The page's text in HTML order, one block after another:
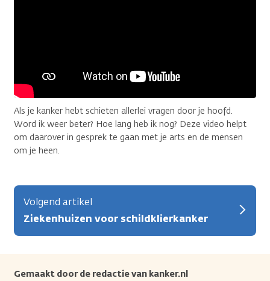
Als je kanker hebt schieten allerlei vragen door je hoofd.
Word ik weer beter? Hoe lang heb ik nog? Deze video helpt
om daarover in gesprek te gaan met je arts en de mensen
om je heen.
Volgend artikel
Ziekenhuizen voor schildklierkanker
Gemaakt door de redactie van kanker.nl